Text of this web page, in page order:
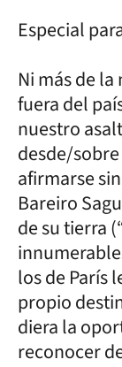
Especial
Ni más de
fuera del
nuestro
desde/
afirmarse
Bareiro
de su tierra
los de París
propio
diera la
reconocer